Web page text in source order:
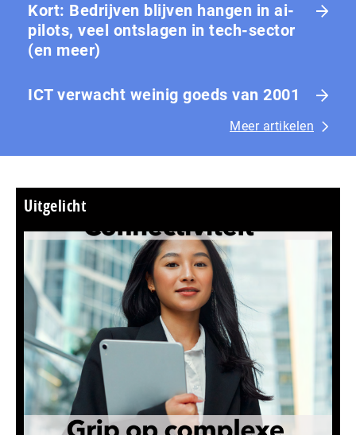
Kort: Bedrijven blijven hangen in ai-
pilots, veel ontslagen in tech-sector
(en meer)
ICT verwacht weinig goeds van 2001
Meer artikelen
Uitgelicht